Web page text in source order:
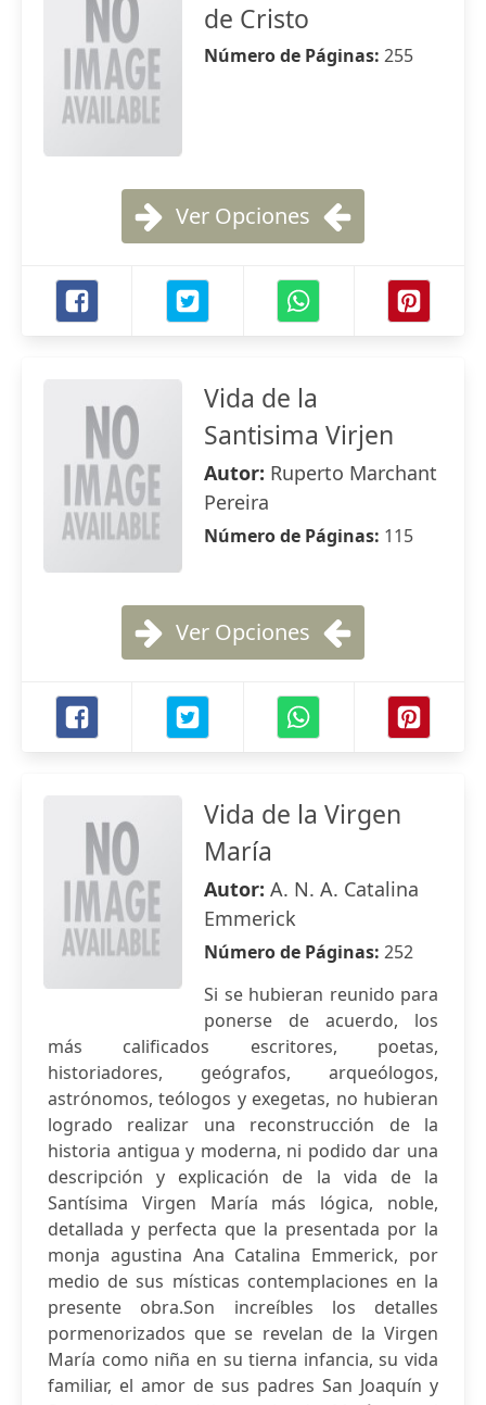
de Cristo
Número de Páginas: 255
Ver Opciones
Vida de la
Santisima Virjen
Autor: Ruperto Marchant
Pereira
Número de Páginas: 115
Ver Opciones
Vida de la Virgen
María
Autor: A. N. A. Catalina
Emmerick
Número de Páginas: 252
Si se hubieran reunido para
ponerse de acuerdo, los
más calificados escritores, poetas,
historiadores, geógrafos, arqueólogos,
astrónomos, teólogos y exegetas, no hubieran
logrado realizar una reconstrucción de la
historia antigua y moderna, ni podido dar una
descripción y explicación de la vida de la
Santísima Virgen María más lógica, noble,
detallada y perfecta que la presentada por la
monja agustina Ana Catalina Emmerick, por
medio de sus místicas contemplaciones en la
presente obra.Son increíbles los detalles
pormenorizados que se revelan de la Virgen
María como niña en su tierna infancia, su vida
familiar, el amor de sus padres San Joaquín y